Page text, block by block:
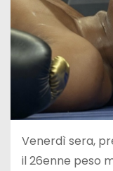
Venerdì sera,
il 26enne peso